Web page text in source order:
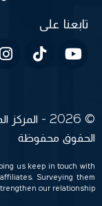
الحقوق محفوظة
us keep in touch with
Surveying them
our relationship.